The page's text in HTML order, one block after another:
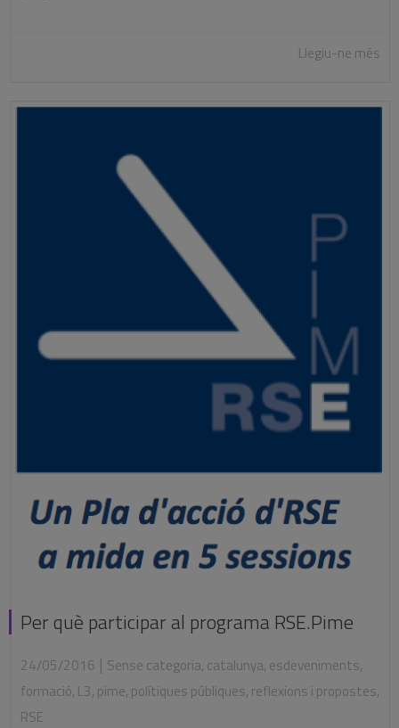
Llegiu-ne més
Per què participar al programa RSE.Pime
24/05/2016 | Sense categoria, catalunya, esdeveniments,
formació, L3, pime, polítiques públiques, reflexions i propostes,
RSE